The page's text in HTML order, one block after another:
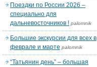
Поездки по России 2026 –
специально для
дальневосточников ! palomnik
Большие экскурсии для всех в
феврале и марте palomnik
“Татьянин день” – большая